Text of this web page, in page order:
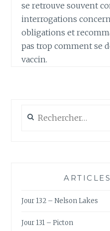
se retrouve souvent
interrogations
obligations et
pas trop comment se
vaccin.
Jour 132 – Nelson Lakes
Jour 131 – Picton